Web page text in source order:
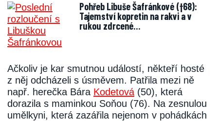
Pohřeb Libuše Šafránkové (†68):
Tajemství kopretin na rakvi a v
rukou zdrcené…
Ačkoliv je kar smutnou událostí, někteří hosté
z něj odcházeli s úsměvem. Patřila mezi ně
např. herečka Bára Kodetová (50), která
dorazila s maminkou Soňou (76). Na zesnulou
umělkyni, která zazářila nejenom v pohádkách